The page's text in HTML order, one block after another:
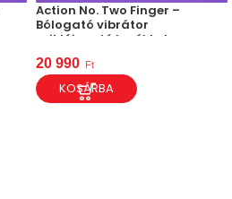
Action No. Two Finger –
Bólogató vibrátor
csiklóizgató kerékkel
20 990 Ft
KOSÁRBA